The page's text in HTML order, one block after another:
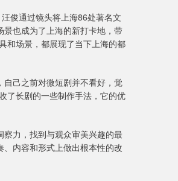
俊通过镜头将上海86处著名文
也成为了上海的新打卡地，带
和场景，都展现了当下上海的都
己之前对微短剧并不看好，觉
了长剧的一些制作手法，它的优
力，找到与观众审美兴趣的最
内容和形式上做出根本性的改